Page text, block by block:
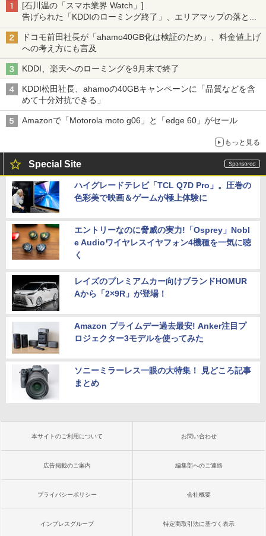
[石川温の「スマホ業界 Watch」]
告げられた「KDDIのローミング終了」、エリアマップの落とし
穴と楽天モバイルの課題
ドコモ前田社長が「ahamo40GB化は検証のため」、料金値上げ
への考え方にも言及
KDDI、楽天へのローミングを9月末で終了
KDDI松田社長、ahamoの40GBキャンペーンに「品質などを含
めて十分対抗できる」
Amazonで「Motorola moto g06」と「edge 60」がセール
もっと見る
Special Site
ハイグレードテレビ「TCL Q7D Pro」。圧巻の
色彩美で映画＆ゲームが極上体験に
エントリーなのに脅威の実力!「Osprey」Nobl
e Audioワイヤレスイヤフォン4機種を一気に聴
く
レイズのプレミアムカー向けブランドHOMUR
Aから「2×9R」が登場！
Amazon プライムデー過去最安! Anker注目プ
ロジェクター3モデルを使ってみた
ソニーミラーレス一眼の大特集！ 見どころ記事
まとめ
本サイトのご利用について お問い合わせ
広告掲載のご案内 編集部へのご連絡
プライバシーポリシー 会社概要
インプレスグループ 特定商取引法に基づく表示